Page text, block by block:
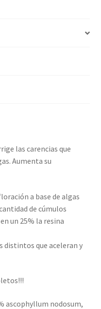
las carencias que
Aumenta su
a base de algas
de cúmulos
un 25% la resina
distintos que aceleran y
ascophyllum nodosum,